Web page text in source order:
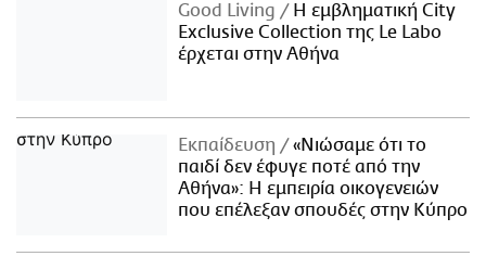
Good Living
Η εμβληματική City
Exclusive Collection της Le Labo
έρχεται στην Αθήνα
Εκπαίδευση
«Νιώσαμε ότι το
παιδί δεν έφυγε ποτέ από την
Αθήνα»: Η εμπειρία οικογενειών
που επέλεξαν σπουδές στην Κύπρο